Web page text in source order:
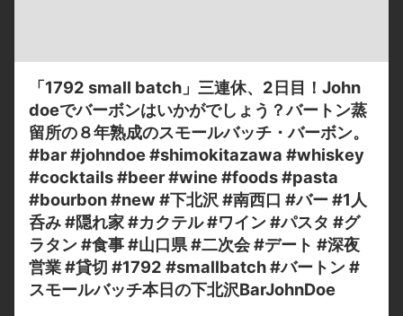
「1792 small batch」三連休、2日目！John
doeでバーボンはいかがでしょう？バートン蒸
留所の８年熟成のスモールバッチ・バーボン。
#bar #johndoe #shimokitazawa #whiskey
#cocktails #beer #wine #foods #pasta
#bourbon #new #下北沢 #南西口 #バー #1人
呑み #隠れ家 #カクテル #ワイン #パスタ #グ
ラタン #食事 #山口県 #二次会 #デート #深夜
営業 #貸切 #1792 #smallbatch #バートン #
スモールバッチ本日の下北沢BarJohnDoe